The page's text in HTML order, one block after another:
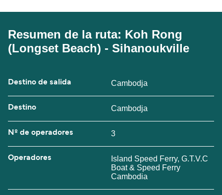
Resumen de la ruta: Koh Rong
(Longset Beach) - Sihanoukville
Destino de salida Cambodja
Destino Cambodja
Nº de operadores 3
Operadores
Island Speed Ferry, G.T.V.C
Boat & Speed Ferry
Cambodia